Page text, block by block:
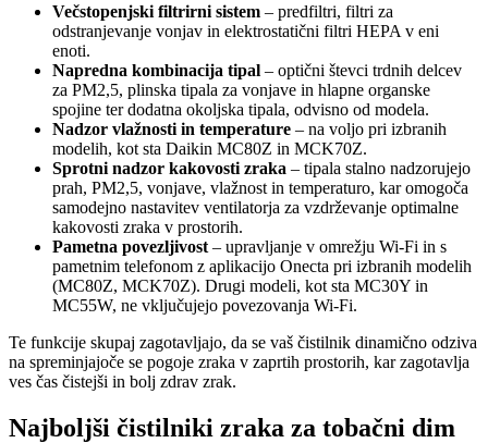
Večstopenjski filtrirni sistem – predfiltri, filtri za
odstranjevanje vonjav in elektrostatični filtri HEPA v eni
enoti.
Napredna kombinacija tipal – optični števci trdnih delcev
za PM2,5, plinska tipala za vonjave in hlapne organske
spojine ter dodatna okoljska tipala, odvisno od modela.
Nadzor vlažnosti in temperature – na voljo pri izbranih
modelih, kot sta Daikin MC80Z in MCK70Z.
Sprotni nadzor kakovosti zraka – tipala stalno nadzorujejo
prah, PM2,5, vonjave, vlažnost in temperaturo, kar omogoča
samodejno nastavitev ventilatorja za vzdrževanje optimalne
kakovosti zraka v prostorih.
Pametna povezljivost – upravljanje v omrežju Wi-Fi in s
pametnim telefonom z aplikacijo Onecta pri izbranih modelih
(MC80Z, MCK70Z). Drugi modeli, kot sta MC30Y in
MC55W, ne vključujejo povezovanja Wi-Fi.
Te funkcije skupaj zagotavljajo, da se vaš čistilnik dinamično odziva
na spreminjajoče se pogoje zraka v zaprtih prostorih, kar zagotavlja
ves čas čistejši in bolj zdrav zrak.
Najboljši čistilniki zraka za tobačni dim